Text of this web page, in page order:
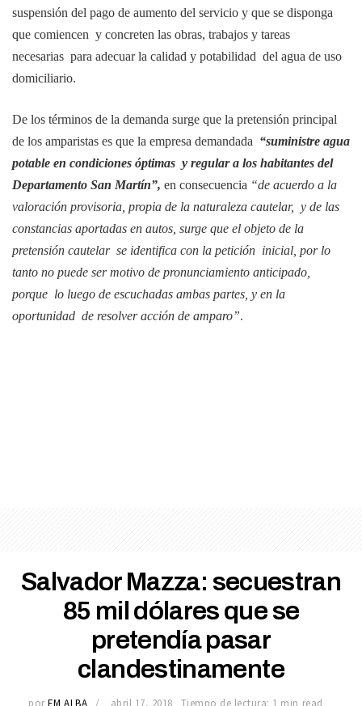
suspensión del pago de aumento del servicio y que se disponga
que comiencen y concreten las obras, trabajos y tareas
necesarias para adecuar la calidad y potabilidad del agua de uso
domiciliario.
De los términos de la demanda surge que la pretensión principal
de los amparistas es que la empresa demandada “suministre agua
potable en condiciones óptimas y regular a los habitantes del
Departamento San Martín”, en consecuencia “de acuerdo a la
valoración provisoria, propia de la naturaleza cautelar, y de las
constancias aportadas en autos, surge que el objeto de la
pretensión cautelar se identifica con la petición inicial, por lo
tanto no puede ser motivo de pronunciamiento anticipado,
porque lo luego de escuchadas ambas partes, y en la
oportunidad de resolver acción de amparo”.
Salvador Mazza: secuestran
85 mil dólares que se
pretendía pasar
clandestinamente
por FM ALBA abril 17, 2018 Tiempo de lectura: 1 min read